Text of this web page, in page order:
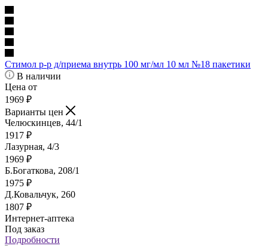
Стимол р-р д/приема внутрь 100 мг/мл 10 мл №18 пакетики
В наличии
Цена от
1969 ₽
Варианты цен
Челюскинцев, 44/1
1917 ₽
Лазурная, 4/3
1969 ₽
Б.Богаткова, 208/1
1975 ₽
Д.Ковальчук, 260
1807 ₽
Интернет-аптека
Под заказ
Подробности